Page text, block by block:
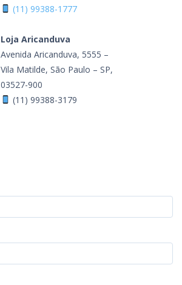
(11) 99388-1777
Loja Aricanduva
Avenida Aricanduva, 5555 –
Vila Matilde, São Paulo – SP,
03527-900
(11) 99388-3179